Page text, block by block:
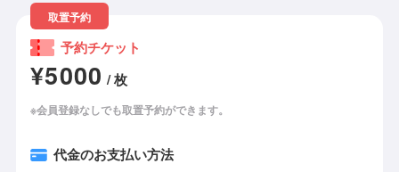
取置予約
予約チケット
¥5000 / 枚
※会員登録なしでも取置予約ができます。
代金のお支払い方法